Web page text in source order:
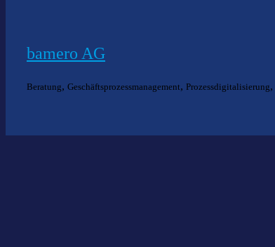
bamero AG
Beratung, Geschäftsprozessmanagement, Prozessdigitalisierung,